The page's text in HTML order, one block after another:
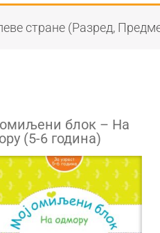
стране (Разред,
омиљени блок – На
(5-6 година)